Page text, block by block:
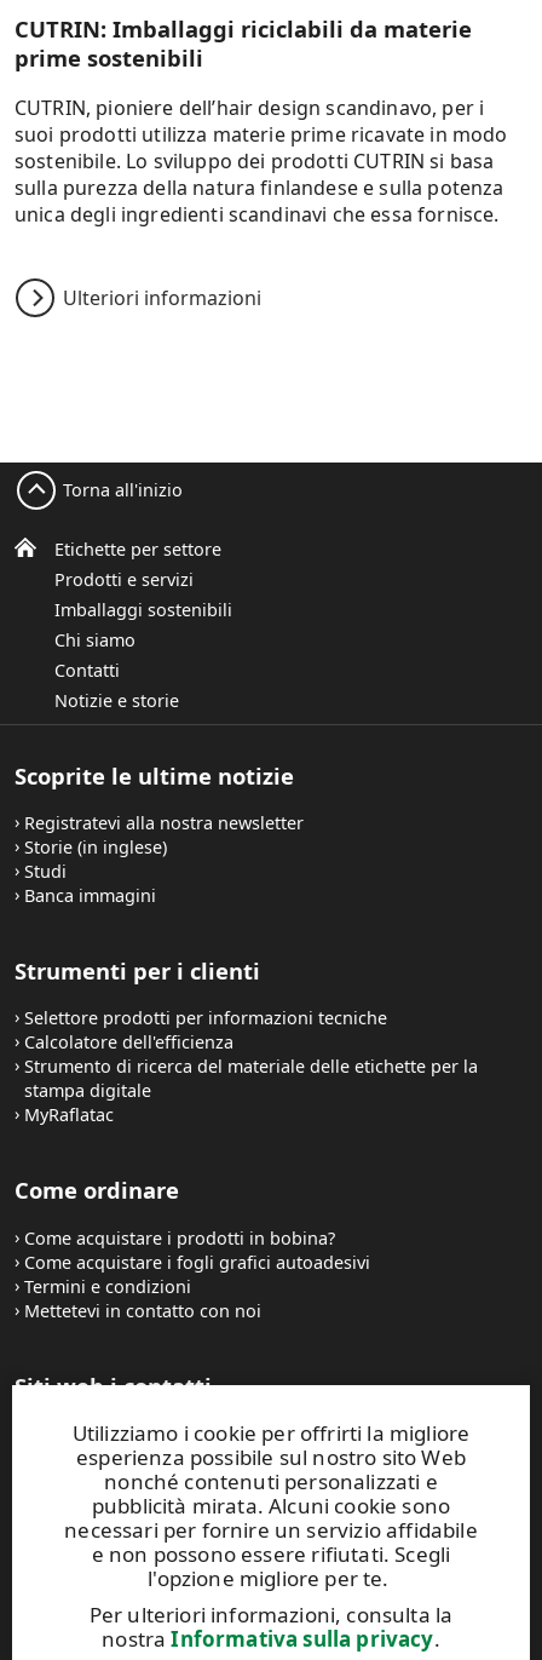
CUTRIN: Imballaggi riciclabili da materie
prime sostenibili
CUTRIN, pioniere dell’hair design scandinavo, per i
suoi prodotti utilizza materie prime ricavate in modo
sostenibile. Lo sviluppo dei prodotti CUTRIN si basa
sulla purezza della natura finlandese e sulla potenza
unica degli ingredienti scandinavi che essa fornisce.
Ulteriori informazioni
Utilizziamo i cookie per offrirti la migliore
esperienza possibile sul nostro sito Web
nonché contenuti personalizzati e
pubblicità mirata. Alcuni cookie sono
necessari per fornire un servizio affidabile
e non possono essere rifiutati. Scegli
l'opzione migliore per te.
Per ulteriori informazioni, consulta la
nostraInformativa sulla privacy.
Etichette per settore
Prodotti e servizi
Imballaggi sostenibili
Chi siamo
Contatti
Notizie e storie
Torna all'inizio
Scoprite le ultime notizie
Registratevi alla nostra newsletter
Storie (in inglese)
Studi
Banca immagini
Strumenti per i clienti
Selettore prodotti per informazioni tecniche
Calcolatore dell'efficienza
Strumento di ricerca del materiale delle etichette per la
stampa digitale
MyRaflatac
Come ordinare
Come acquistare i prodotti in bobina?
Come acquistare i fogli grafici autoadesivi
Termini e condizioni
Mettetevi in contatto con noi
Siti web i contatti
UPM Raflatac Graphics Solutions
UPM Raflatac Office Products
UPM Raflatac Industrial Removables
Contatti
Questo sito Web è protetto da reCAPTCHA e si applicano
Informativa sulla privacy di Googlee iTermini di servizio di